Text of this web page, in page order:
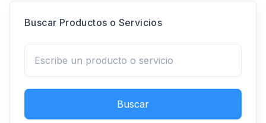
Buscar Productos o Servicios
Buscar